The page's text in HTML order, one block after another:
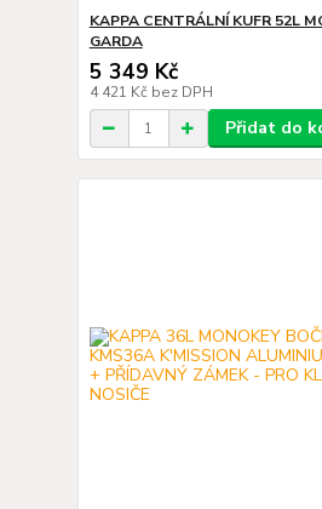
KAPPA CENTRÁLNÍ KUFR 52L
GARDA
5 349 Kč
4 421 Kč bez DPH
Přidat do